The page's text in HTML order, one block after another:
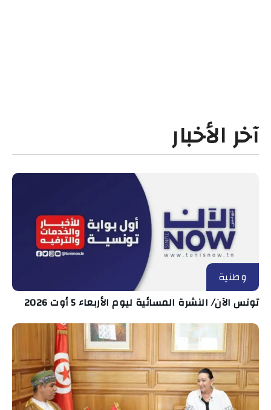
آخر الأخبار
وطنية
تونس الآن/ النشرة المسائية ليوم الأربعاء 5 أوت 2026